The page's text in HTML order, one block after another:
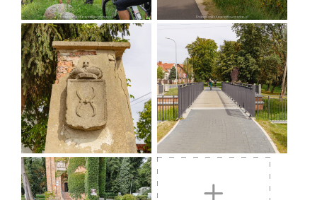
przełomu XIV/XV w.
Strupina- kościół z II poł. XIX w. wybudowany
w stylu neogotyckim, z elementami
neoromańskimi.
Ligota Strupińska- ruiny pałacu z 1890 r.
(brak dostępu)
Budzicz- resztki ruin pałacu oraz i największy
na Dolnym Śląsku platan klonolistny - pomnik
przyrody od 1995 r.